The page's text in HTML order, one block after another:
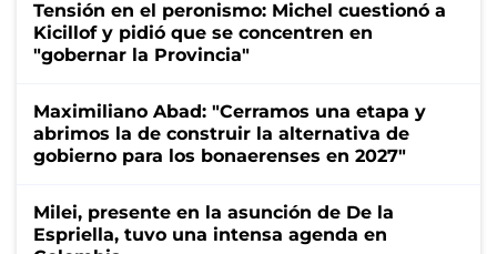
Tensión en el peronismo: Michel cuestionó a
Kicillof y pidió que se concentren en
"gobernar la Provincia"
Maximiliano Abad: "Cerramos una etapa y
abrimos la de construir la alternativa de
gobierno para los bonaerenses en 2027"
Milei, presente en la asunción de De la
Espriella, tuvo una intensa agenda en